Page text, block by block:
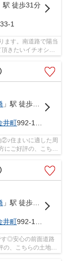
駅 徒歩31分
1
ます。南道路で陽当
きたいイチオシの
」駅 徒歩31分
井町992-10（一部）
住まいに適した周
にご好評の、こちら
」駅 徒歩31分
井町992-10（一部）他
す◎安心の前面道路
、こちらの土地は